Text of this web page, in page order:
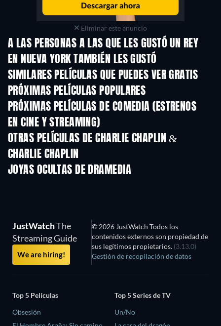
Eliminar este anuncio
A LAS PERSONAS A LAS QUE LES GUSTÓ UN REY
EN NUEVA YORK TAMBIÉN LES GUSTÓ
SIMILARES PELÍCULAS QUE PUEDES VER GRATIS
PRÓXIMAS PELÍCULAS POPULARES
PRÓXIMAS PELÍCULAS DE COMEDIA (ESTRENOS
EN CINE Y STREAMING)
OTRAS PELÍCULAS DE CHARLIE CHAPLIN &
CHARLIE CHAPLIN
JOYAS OCULTAS DE DRAMEDIA
JustWatchThe
Streaming Guide
We are hiring!
© 2026 JustWatch Todos los
contenidos externos son propiedad de
sus legítimos propietarios. (3.13.0)
Gestión de recopilación de datos
Top 5 Películas
Obsesión
Top 5 Series de TV
Un/No